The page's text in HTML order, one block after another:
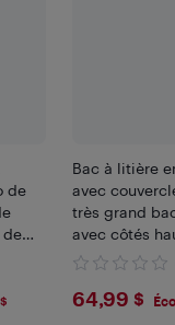
de
de
Bac à litière
avec
très grand
avec côtés
odeur,
64,99 $